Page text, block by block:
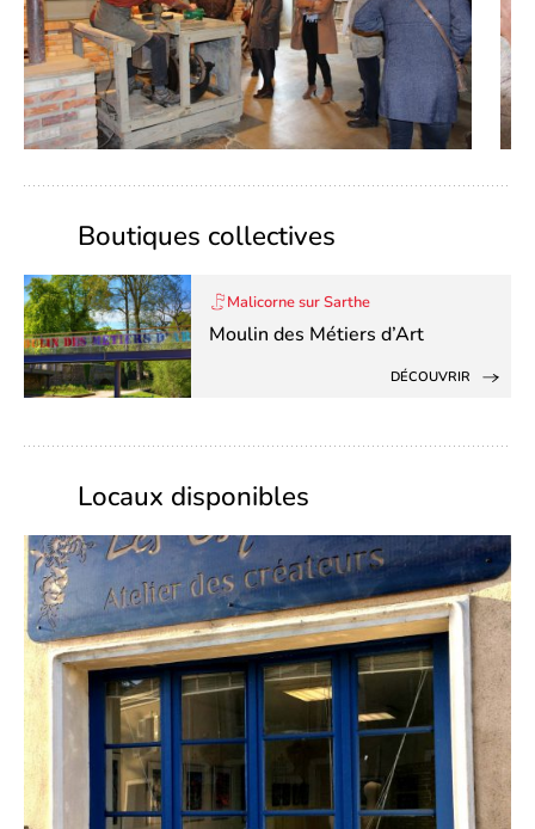
Boutiques collectives
Malicorne sur Sarthe
Moulin des Métiers d’Art
DÉCOUVRIR
Locaux disponibles